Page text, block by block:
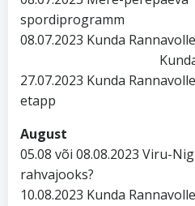
spordiprogramm
08.07.2023 Kunda
27.07.2023 Kunda
etapp
August
05.08 või 08.08.2023 Viru-
rahvajooks?
10.08.2023 Kunda